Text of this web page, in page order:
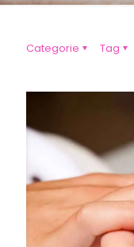
Categorie Tag